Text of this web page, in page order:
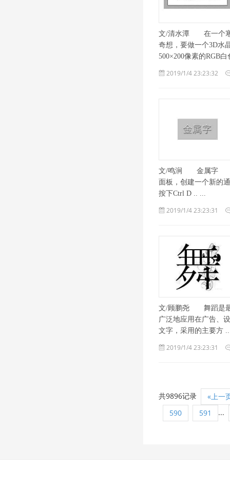
文/清水潭 在一个寒
奇想，要做一个3D
500×200像素的RGB
2019/1/4 23:23:32
文/鸣涧 金属字 1、
面板，创建一个新的
按下Ctrl D .. ...
2019/1/4 23:23:31
文/顾鹏尧 舞蹈是最
广泛地应用在广告、
文字，采用的主要方
2019/1/4 23:23:31
共9896记录
«上一
590
591 ...